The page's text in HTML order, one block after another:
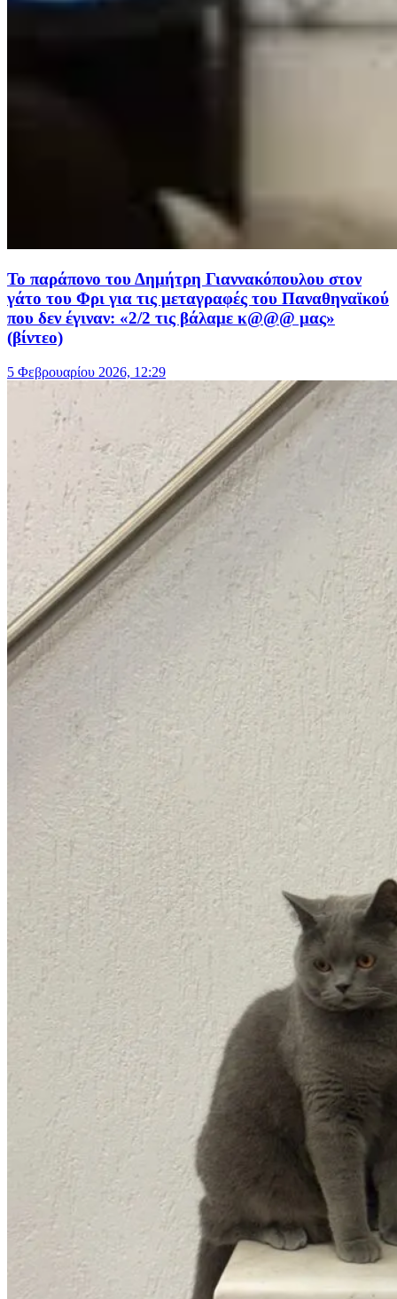
Το παράπονο του Δημήτρη Γιαννακόπουλου στον
γάτο του Φρι για τις μεταγραφές του Παναθηναϊκού
που δεν έγιναν: «2/2 τις βάλαμε κ@@@ μας»
(βίντεο)
5 Φεβρουαρίου 2026, 12:29